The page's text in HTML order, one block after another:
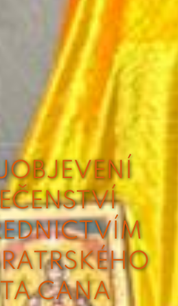
CANA